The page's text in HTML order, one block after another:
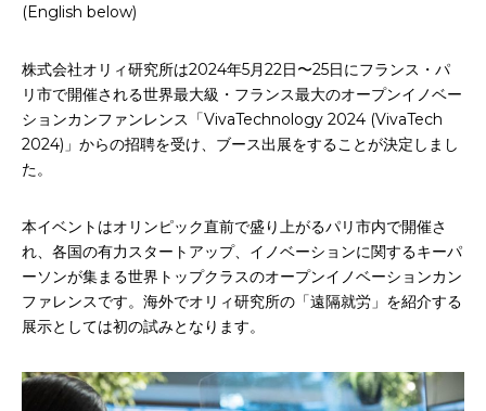
(English below)
株式会社オリィ研究所は2024年5月22日〜25日にフランス・パ
リ市で開催される世界最大級・フランス最大のオープンイノベー
ションカンファンレンス「VivaTechnology 2024 (VivaTech
2024)」からの招聘を受け、ブース出展をすることが決定しまし
た。
本イベントはオリンピック直前で盛り上がるパリ市内で開催さ
れ、各国の有力スタートアップ、イノベーションに関するキーパ
ーソンが集まる世界トップクラスのオープンイノベーションカン
ファレンスです。海外でオリィ研究所の「遠隔就労」を紹介する
展示としては初の試みとなります。